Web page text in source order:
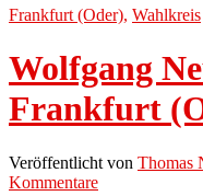
Frankfurt (Oder), Wahlkreis
Wolfgang
Frankfurt
Veröffentlicht von Thomas
Kommentare